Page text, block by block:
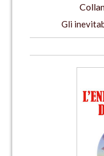
Gli